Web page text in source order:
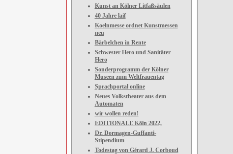
Kunst an Kölner Litfaßsäulen
40 Jahre laif
Koelnmesse ordnet Kunstmessen
neu
Bärbelchen in Rente
Schwester Hero und Sanitäter
Hero
Sonderprogramm der Kölner
Museen zum Weltfrauentag
Sprachportal online
Neues Volkstheater aus dem
Automaten
wir wollen reden!
EDITIONALE Köln 2022,
Dr. Dormagen-Guffanti-
Stipendium
Todestag von Gérard J. Corboud